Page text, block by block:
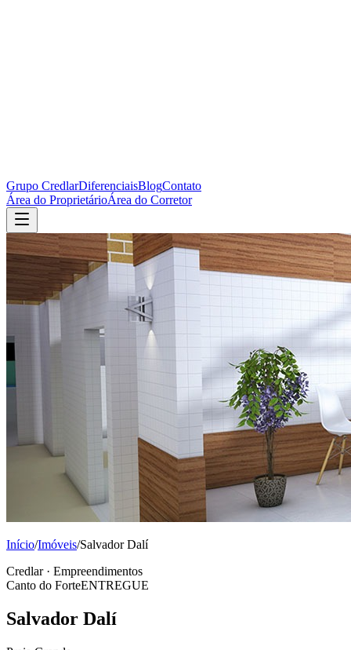
Grupo CredlarDiferenciaisBlogContato
Área do ProprietárioÁrea do Corretor
Início/Imóveis/Salvador Dalí
Credlar · Empreendimentos
Canto do ForteENTREGUE
Salvador Dalí